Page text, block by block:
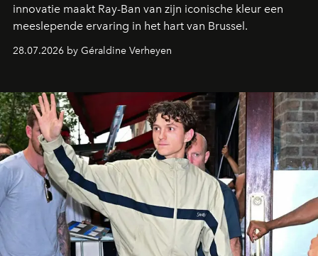
innovatie maakt Ray-Ban van zijn iconische kleur een
meeslepende ervaring in het hart van Brussel.
28.07.2026 by Géraldine Verheyen